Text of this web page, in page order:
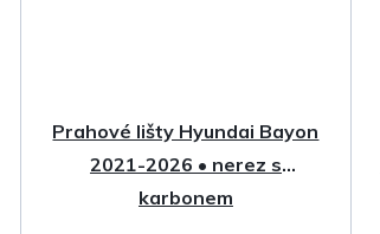
Prahové lišty Hyundai Bayon
2021-2026 • nerez s
karbonem